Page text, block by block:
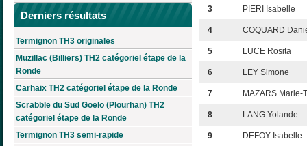
Derniers résultats
Termignon TH3 originales
Muzillac (Billiers) TH2 catégoriel étape de la
Ronde
Carhaix TH2 catégoriel étape de la Ronde
Scrabble du Sud Goëlo (Plourhan) TH2
catégoriel étape de la Ronde
Termignon TH3 semi-rapide
3 PIERI Isabelle
4 COQUARD
5 LUCE Rosita
6 LEY Simone
7 MAZARS Marie-
8 LANG Yolande
9 DEFOY Isabelle